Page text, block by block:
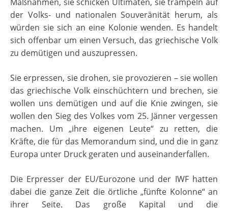
der Volks- und nationalen Souveränität herum, als
würden sie sich an eine Kolonie wenden. Es handelt
sich offenbar um einen Versuch, das griechische Volk
zu demütigen und auszupressen.
Sie erpressen, sie drohen, sie provozieren – sie wollen
das griechische Volk einschüchtern und brechen, sie
wollen uns demütigen und auf die Knie zwingen, sie
wollen den Sieg des Volkes vom 25. Jänner vergessen
machen. Um „ihre eigenen Leute“ zu retten, die
Kräfte, die für das Memorandum sind, und die in ganz
Europa unter Druck geraten und auseinanderfallen.
Die Erpresser der EU/Eurozone und der IWF hatten
dabei die ganze Zeit die örtliche „fünfte Kolonne“ an
ihrer Seite. Das große Kapital und die